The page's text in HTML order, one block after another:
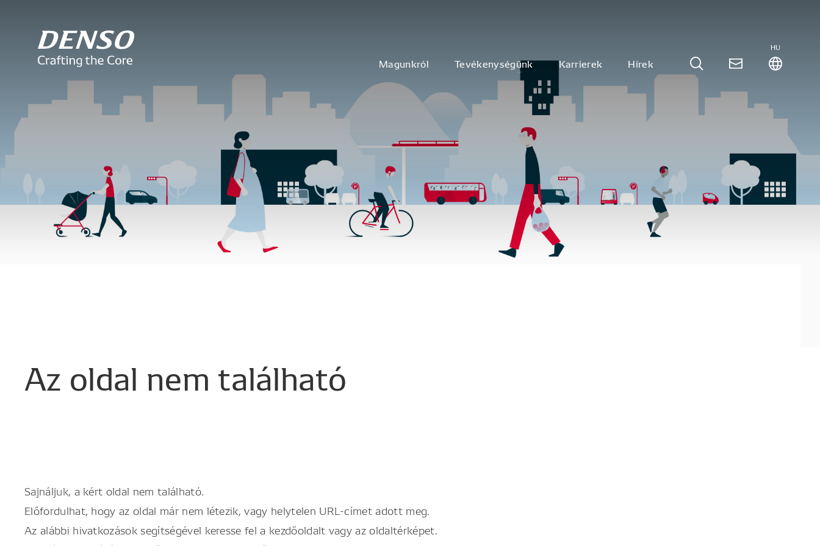
Magunkról Tevékenységünk Karrierek Hírek
HU
Az oldal nem található
Sajnáljuk, a kért oldal nem található.
Előfordulhat, hogy az oldal már nem létezik, vagy helytelen URL-címet adott meg.
Az alábbi hivatkozások segítségével keresse fel a kezdőoldalt vagy az oldaltérképet.